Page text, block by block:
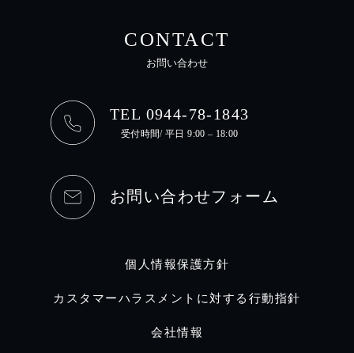
CONTACT
お問い合わせ
TEL 0944-78-1843
受付時間/ 平日 9:00 – 18:00
お問い合わせフォーム
個人情報保護方針
カスタマーハラスメントに対する行動指針
会社情報